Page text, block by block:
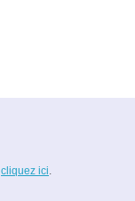
cliquez ici.